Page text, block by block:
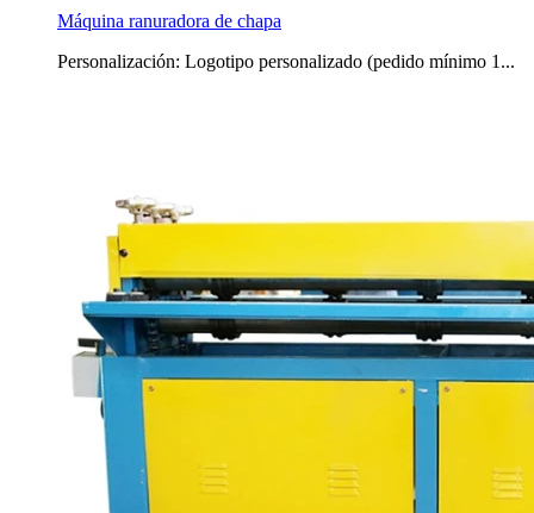
Máquina ranuradora de chapa
Personalización: Logotipo personalizado (pedido mínimo 1...